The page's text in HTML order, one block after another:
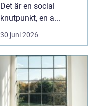
Det är en social
knutpunkt, en a...
30 juni 2026